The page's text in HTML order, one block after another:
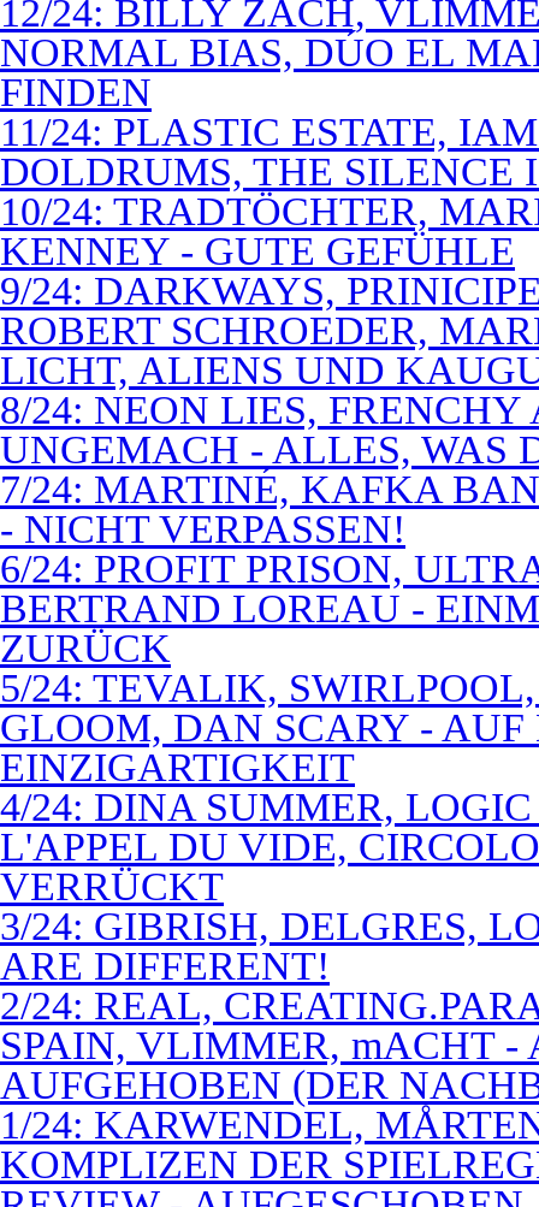
12/24: BILLY ZACH,
NORMAL BIAS, DÚO EL
FINDEN
11/24: PLASTIC ESTATE,
DOLDRUMS, THE SILENCE
10/24: TRADTÖCHTER,
KENNEY - GUTE GEFÜHLE
9/24: DARKWAYS,
ROBERT SCHROEDER,
LICHT, ALIENS UND
8/24: NEON LIES,
UNGEMACH - ALLES, WAS
7/24: MARTINÉ, KAFKA
- NICHT VERPASSEN!
6/24: PROFIT PRISON,
BERTRAND LOREAU -
ZURÜCK
5/24: TEVALIK,
GLOOM, DAN SCARY -
EINZIGARTIGKEIT
4/24: DINA SUMMER,
L'APPEL DU VIDE,
VERRÜCKT
3/24: GIBRISH, DELGRES,
ARE DIFFERENT!
2/24: REAL,
SPAIN, VLIMMER, mACHT -
AUFGEHOBEN (DER
1/24: KARWENDEL,
KOMPLIZEN DER